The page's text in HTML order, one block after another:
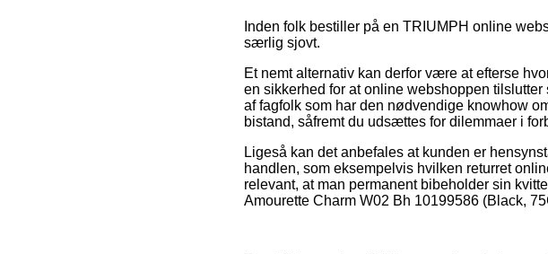
Inden folk bestiller på en TRIUMPH online
særlig sjovt.
Et nemt alternativ kan derfor være at efterse
en sikkerhed for at online webshoppen
af fagfolk som har den nødvendige knowhow
bistand, såfremt du udsættes for dilemmaer i
Ligeså kan det anbefales at kunden er
handlen, som eksempelvis hvilken returret
relevant, at man permanent bibeholder sin
Amourette Charm W02 Bh 10199586 (Black,